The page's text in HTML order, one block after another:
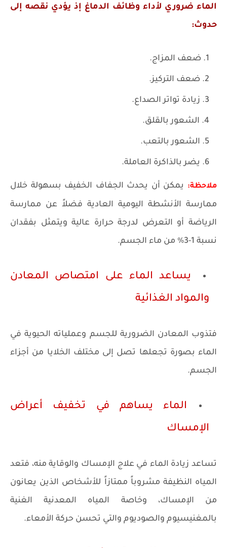
الماء ضروري لأداء وظائف الدماغ إذ يؤدي نقصه إلى
حدوث:
ضعف المزاج.
ضعف التركيز.
زيادة تواتر الصداع.
الشعور بالقلق.
الشعور بالتعب.
يضر بالذاكرة العاملة.
ملاحظة: يمكن أن يحدث الجفاف الخفيف بسهولة خلال
ممارسة الأنشطة اليومية العادية فضلاً عن ممارسة
الرياضة أو التعرض لدرجة حرارة عالية ويتمثل بفقدان
نسبة 1-3% من ماء الجسم.
يساعد الماء على امتصاص المعادن
والمواد الغذائية
فتذوب المعادن الضرورية للجسم وعملياته الحيوية في
الماء بصورة تجعلها تصل إلى مختلف الخلايا من أجزاء
الجسم.
الماء يساهم في تخفيف أعراض
الإمساك
تساعد زيادة الماء في علاج الإمساك والوقاية منه، فتعد
المياه النظيفة مشروباً ممتازاً للأشخاص الذين يعانون
من الإمساك، وخاصة المياه المعدنية الغنية
بالمغنيسيوم والصوديوم والتي تحسن حركة الأمعاء.